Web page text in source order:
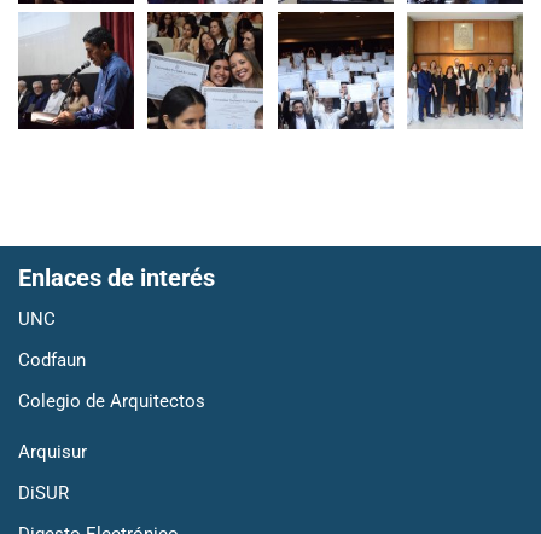
Enlaces de interés
UNC
Codfaun
Colegio de Arquitectos
Arquisur
DiSUR